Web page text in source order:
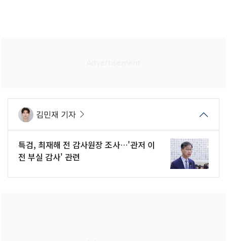
김민재 기자
특검, 최재해 전 감사원장 조사…'관저 이
전 부실 감사' 관련